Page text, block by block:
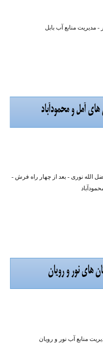
مدیریت منابع آب بابل
شیخ فضل الله نوری - بعد از چهار راه فرش -